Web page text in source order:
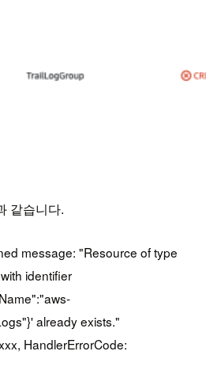
같습니다.
message: "Resource of type
identifier
already exists."
HandlerErrorCode: